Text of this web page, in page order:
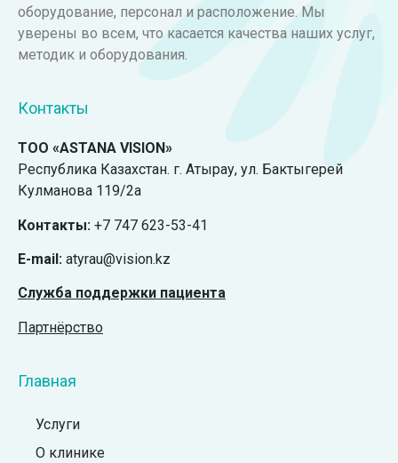
оборудование, персонал и расположение. Мы
уверены во всем, что касается качества наших услуг,
методик и оборудования.
Контакты
ТОО «ASTANA VISION»
Республика Казахстан. г. Атырау, ул. Бактыгерей
Кулманова 119/2а
Контакты: +7 747 623-53-41
E-mail: atyrau@vision.kz
Служба поддержки пациента
Партнёрство
Главная
Услуги
О клинике